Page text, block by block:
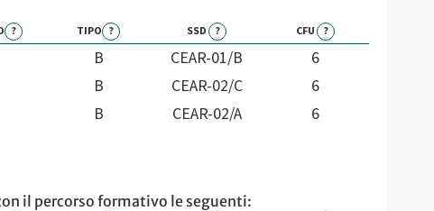
? TIPO ? SSD ? CFU ?
B CEAR-01/B
6
B CEAR-02/C
6
B CEAR-02/A 6
il percorso formativo le seguenti: